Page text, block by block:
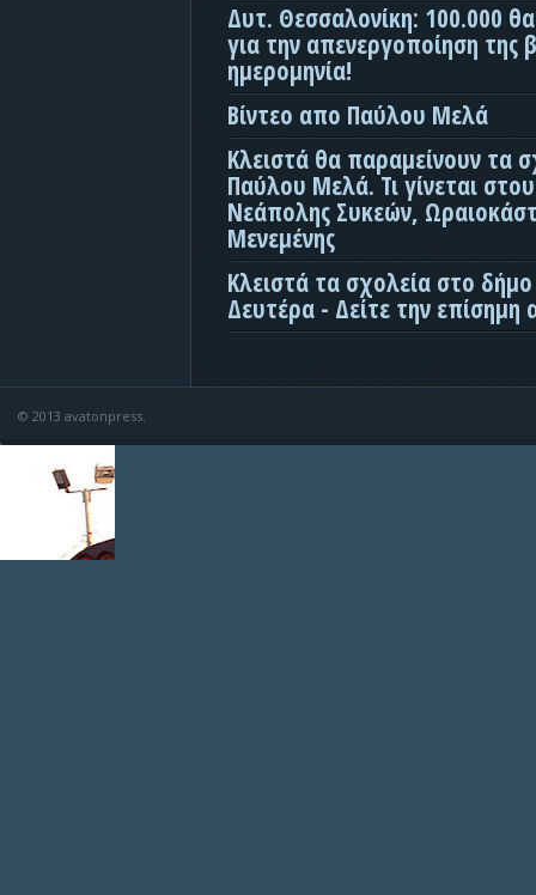
Δυτ. Θεσσαλονίκη: 100.000
για την απενεργοποίηση της
ημερομηνία!
Βίντεο απο Παύλου Μελά
Κλειστά θα παραμείνουν τα
Παύλου Μελά. Τι γίνεται
Νεάπολης Συκεών,
Μενεμένης
Κλειστά τα σχολεία στο
Δευτέρα - Δείτε την επίσημη
© 2013 avatonpress.